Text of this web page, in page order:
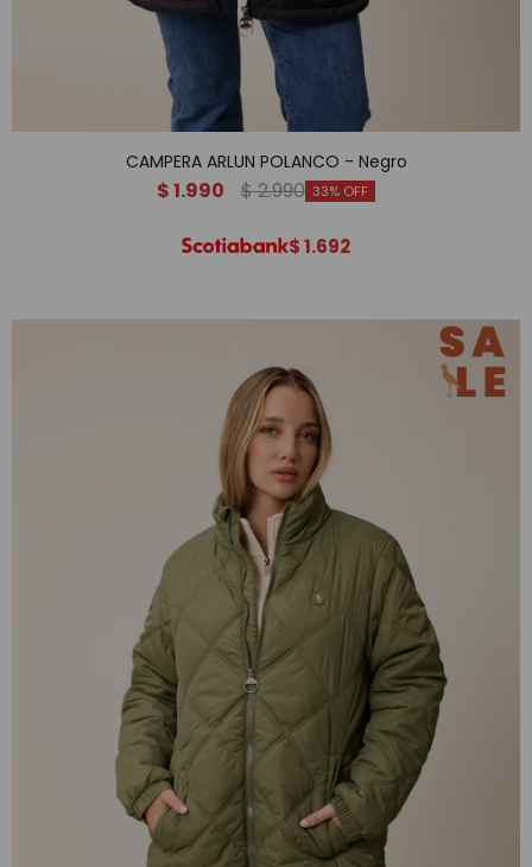
CAMPERA ARLUN POLANCO - Negro
$1.990 $2.990 33
$1.692